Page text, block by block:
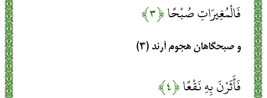
فَالْمُغِيرَاتِ صُبْحًا﴿۳﴾
و صبحگاهان هجوم آرند (۳)
فَأَثَرْنَ بِهِ نَقْعًا﴿۴﴾